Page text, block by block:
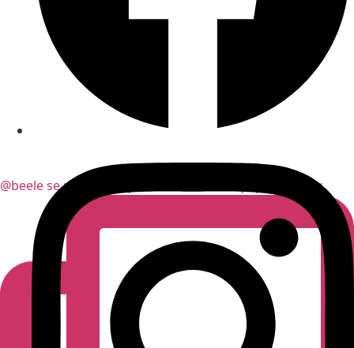
@beele se pronuncia por medio de su equipo de abog